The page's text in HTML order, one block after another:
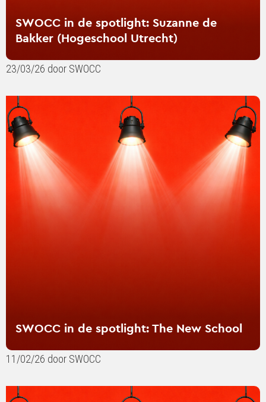
SWOCC in de spotlight: Suzanne de
Bakker (Hogeschool Utrecht)
23/03/26 door SWOCC
SWOCC in de spotlight: The New School
11/02/26 door SWOCC
Lees
verder
over
SWOCC
spotlight:
Lees